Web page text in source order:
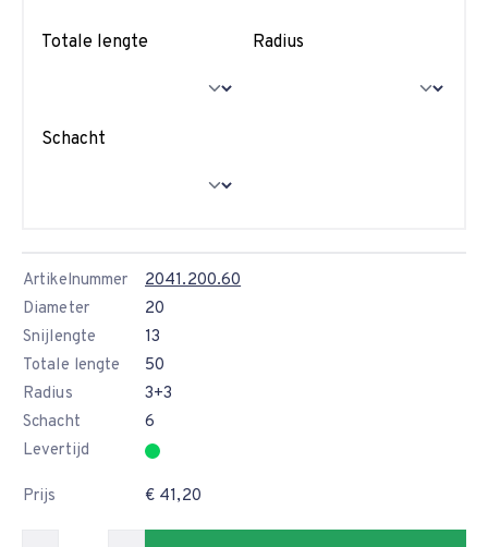
Totale lengte Radius
Schacht
Artikelnummer
2041.200.60
Diameter
20
Snijlengte
13
Totale lengte
50
Radius
3+3
Schacht
6
Levertijd
Prijs € 41,20